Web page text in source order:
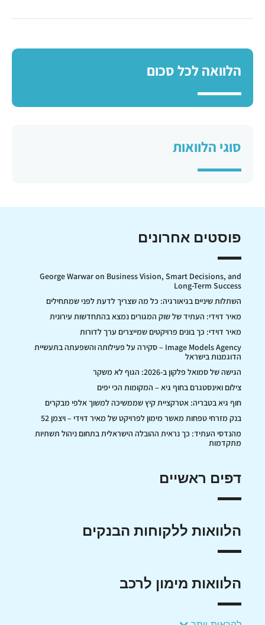
הלוואה לכל סכום
סוגי הלוואות
פוסטים אחרונים
George Warwar on Business Vision, Smart Decisions, and
Long-Term Success
השתלות שיניים בגיאורגיה: כל מה שצריך לדעת לפני שמתחילים
מאיר דוידי: העתיד של שוק המגורים נמצא בהתחדשות עירונית
מאיר דוידי: כך בונים פרויקטים שמייצרים ערך לדורות
Image Models Agency – סקירה על פעילותה והשפעתה בתעשיית
הדוגמנות בישראל
הגישה של סמואל פלקון ב-2026: הגוף לא משקר
צילום ואינסטגרם בחוף גיא – המקומות הכי יפים
חוף גיא בטבריה: אטרקציית קיץ שממשיכה למשוך אלפי מבקרים
בנק מזרחי טפחות מאשר מימון לפרויקט של מאיר דוידי – ויצמן 52
מהנדסי העתיד: כך נראית ההובלה הישראלית בתחום ניהול תשתיות
מתקדמות
דפים ראשיים
הלוואות ללקוחות הבנקים
הלוואות מימון לרכב